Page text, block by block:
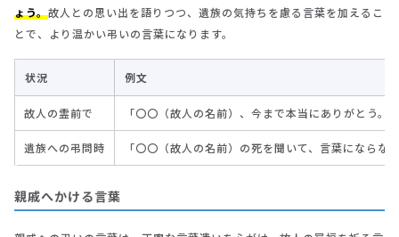
ょう。故人との思い出を語りつつ、遺族の気持ちを慮る言葉を加えるこ
とで、より温かい弔いの言葉になります。
状況 例文
故人の霊前で 「〇〇（故人の名前）、今まで本当にありがとう
遺族への弔問時 「〇〇（故人の名前）の死を聞いて、言葉になら
親戚へかける言葉